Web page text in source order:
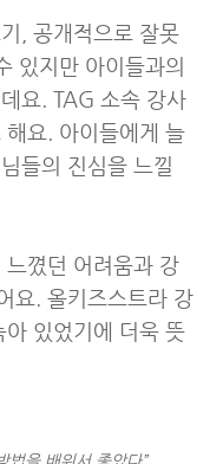
, 공개적으로 잘못
있지만 아이들과의
요. TAG 소속 강사
해요. 아이들에게 늘
들의 진심을 느낄
꼈던 어려움과 강
요. 올키즈스트라 강
있었기에 더욱 뜻